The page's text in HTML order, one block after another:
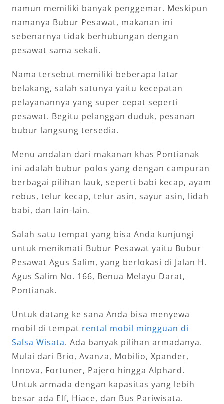
namun memiliki banyak penggemar. Meskipun
namanya Bubur Pesawat, makanan ini
sebenarnya tidak berhubungan dengan
pesawat sama sekali.
Nama tersebut memiliki beberapa latar
belakang, salah satunya yaitu kecepatan
pelayanannya yang super cepat seperti
pesawat. Begitu pelanggan duduk, pesanan
bubur langsung tersedia.
Menu andalan dari makanan khas Pontianak
ini adalah bubur polos yang dengan campuran
berbagai pilihan lauk, seperti babi kecap, ayam
rebus, telur kecap, telur asin, sayur asin, lidah
babi, dan lain-lain.
Salah satu tempat yang bisa Anda kunjungi
untuk menikmati Bubur Pesawat yaitu Bubur
Pesawat Agus Salim, yang berlokasi di Jalan H.
Agus Salim No. 166, Benua Melayu Darat,
Pontianak.
Untuk datang ke sana Anda bisa menyewa
mobil di tempat rental mobil mingguan di
Salsa Wisata. Ada banyak pilihan armadanya.
Mulai dari Brio, Avanza, Mobilio, Xpander,
Innova, Fortuner, Pajero hingga Alphard.
Untuk armada dengan kapasitas yang lebih
besar ada Elf, Hiace, dan Bus Pariwisata.